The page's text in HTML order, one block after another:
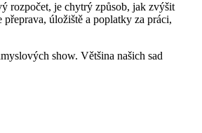
rozpočet, je chytrý způsob, jak zvýšit
úložiště a poplatky za práci,
show. Většina našich sad